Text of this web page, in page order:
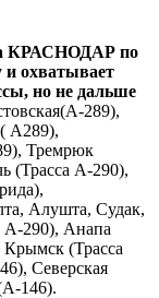
КРАСНОДАР по
и охватывает
но не дальше
289),
А289),
Тремрюк
(Трасса А-290),
Алушта, Судак,
А-290), Анапа
(Трасса
Северская
146).